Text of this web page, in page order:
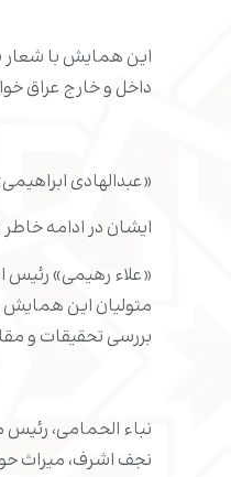
این همایش با شعار
داخل و خارج عراق
«عبدالهادی
ایشان در ادامه
«علاء رهیمی»
متولیان این همایش
بررسی تحقیقات و
نباء الحمامی،
نجف اشرف، میراث